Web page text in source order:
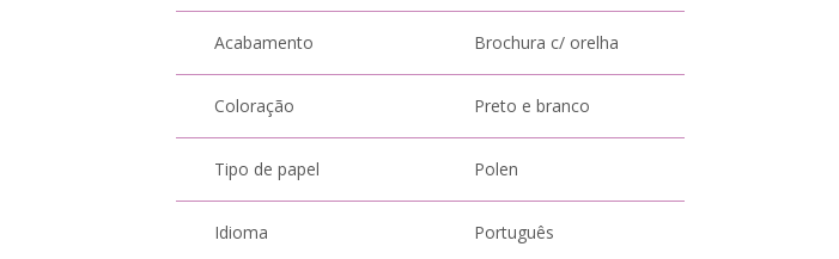
Acabamento Brochura c/ orelha
Coloração Preto e branco
Tipo de papel Polen
Idioma Português